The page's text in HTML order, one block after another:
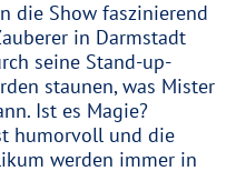
die Show faszinierend
in Darmstadt
seine Stand-up-
staunen, was Mister
Ist es Magie?
humorvoll und die
werden immer in